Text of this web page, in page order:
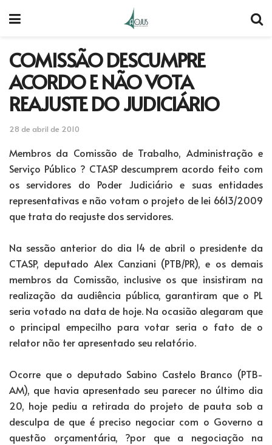
COMISSÃO DESCUMPRE
ACORDO E NÃO VOTA
REAJUSTE DO JUDICIÁRIO
28 de abril de 2010
Membros da Comissão de Trabalho, Administração e
Serviço Público ? CTASP descumprem acordo feito com
os servidores do Poder Judiciário e suas entidades
representativas e não votam o projeto de lei 6613/2009
que trata do reajuste dos servidores.
Na sessão anterior do dia 14 de abril o presidente da
CTASP, deputado Alex Canziani (PTB/PR), e os demais
membros da Comissão, inclusive os que insistiram na
realização da audiência pública, garantiram que o PL
seria votado na data de hoje. Na ocasião alegaram que
o principal empecilho para votar seria o fato de o
relator não ter apresentado seu relatório.
Ocorre que o deputado Sabino Castelo Branco (PTB-
AM), que havia apresentado seu parecer no último dia
20, hoje pediu a retirada do projeto de pauta sob a
desculpa de que é preciso negociar com o Governo a
questão orçamentária, ?por que a negociação na